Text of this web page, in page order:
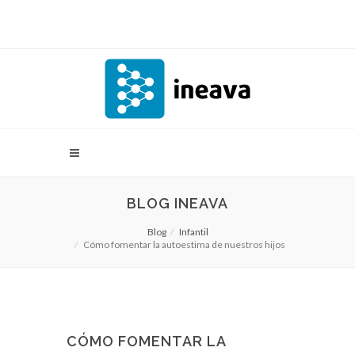
BLOG INEAVA
Blog
Infantil
Cómo fomentar la autoestima de nuestros hijos
CÓMO FOMENTAR LA